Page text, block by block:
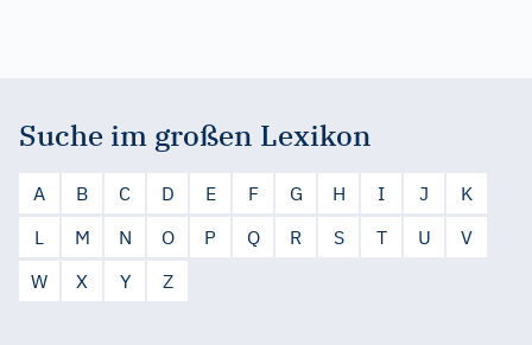
Suche im großen Lexikon
A B C D E F G H I J
K
L
M N O P Q R S T U
V
W
X Y Z